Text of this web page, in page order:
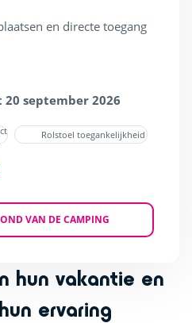
en directe toegang
september 2026
Rolstoel toegankelijkheid
VAN DE CAMPING
hun vakantie en
ervaring